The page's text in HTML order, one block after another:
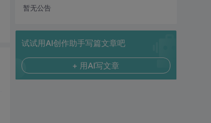
暂无公告
试试用AI创作助手写篇文章吧
+ 用AI写文章